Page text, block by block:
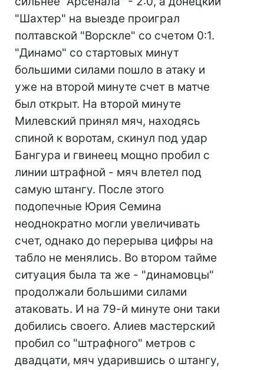
"Шахтер" на выезде проиграл
полтавской "Ворскле" со счетом 0:1.
"Динамо" со стартовых минут
большими силами пошло в атаку и
уже на второй минуте счет в матче
был открыт. На второй минуте
Милевский принял мяч, находясь
спиной к воротам, скинул под удар
Бангура и гвинеец мощно пробил с
линии штрафной - мяч влетел под
самую штангу. После этого
подопечные Юрия Семина
неоднократно могли увеличивать
счет, однако до перерыва цифры на
табло не менялись. Во втором тайме
ситуация была та же - "динамовцы"
продолжали большими силами
атаковать. И на 79-й минуте они таки
добились своего. Алиев мастерский
пробил со "штрафного" метров с
двадцати, мяч ударившись о штангу,